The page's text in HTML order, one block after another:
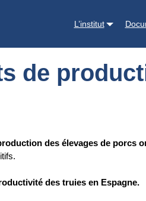
L’institut
de
des élevages de porcs
des truies en Espagne.